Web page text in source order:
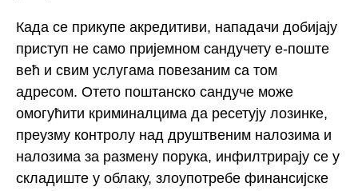
Када се прикупе акредитиви, нападачи добијају
приступ не само пријемном сандучету е-поште
већ и свим услугама повезаним са том
адресом. Отето поштанско сандуче може
омогућити криминалцима да ресетују лозинке,
преузму контролу над друштвеним налозима и
налозима за размену порука, инфилтрирају се у
складиште у облаку, злоупотребе финансијске